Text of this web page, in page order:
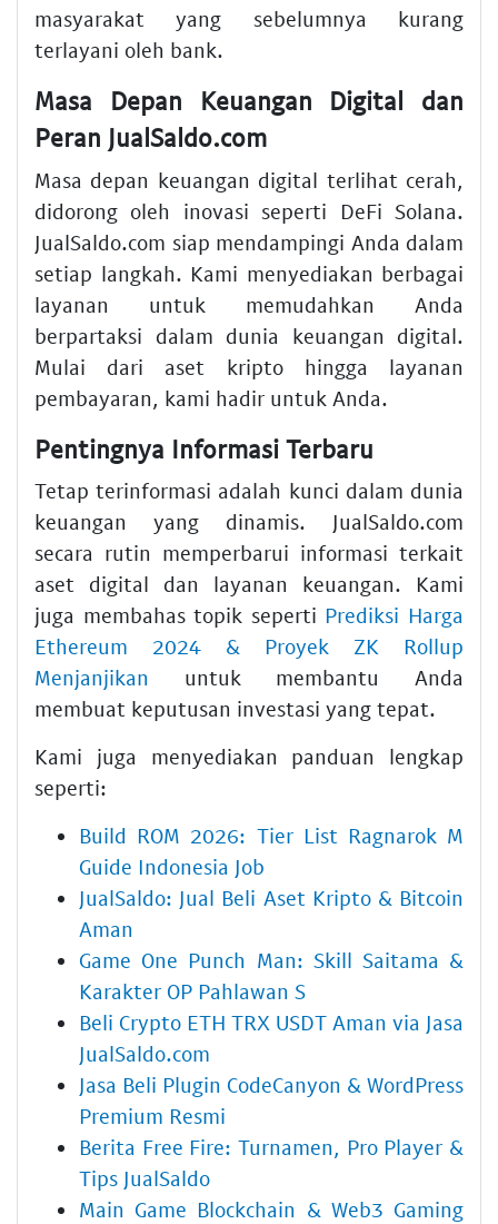
masyarakat yang sebelumnya kurang
terlayani oleh bank.
Masa Depan Keuangan Digital dan
Peran JualSaldo.com
Masa depan keuangan digital terlihat cerah,
didorong oleh inovasi seperti DeFi Solana.
JualSaldo.com siap mendampingi Anda dalam
setiap langkah. Kami menyediakan berbagai
layanan untuk memudahkan Anda
berpartaksi dalam dunia keuangan digital.
Mulai dari aset kripto hingga layanan
pembayaran, kami hadir untuk Anda.
Pentingnya Informasi Terbaru
Tetap terinformasi adalah kunci dalam dunia
keuangan yang dinamis. JualSaldo.com
secara rutin memperbarui informasi terkait
aset digital dan layanan keuangan. Kami
juga membahas topik seperti Prediksi Harga
Ethereum 2024 & Proyek ZK Rollup
Menjanjikan untuk membantu Anda
membuat keputusan investasi yang tepat.
Kami juga menyediakan panduan lengkap
seperti:
Build ROM 2026: Tier List Ragnarok M
Guide Indonesia Job
JualSaldo: Jual Beli Aset Kripto & Bitcoin
Aman
Game One Punch Man: Skill Saitama &
Karakter OP Pahlawan S
Beli Crypto ETH TRX USDT Aman via Jasa
JualSaldo.com
Jasa Beli Plugin CodeCanyon & WordPress
Premium Resmi
Berita Free Fire: Turnamen, Pro Player &
Tips JualSaldo
Main Game Blockchain & Web3 Gaming